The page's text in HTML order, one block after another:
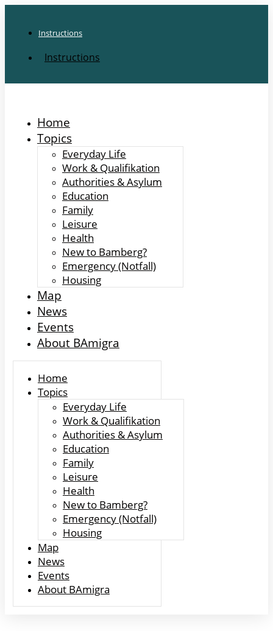
Instructions
Instructions
Home
Topics
Everyday Life
Work & Qualifikation
Authorities & Asylum
Education
Family
Leisure
Health
New to Bamberg?
Emergency (Notfall)
Housing
Map
News
Events
About BAmigra
Home
Topics
Everyday Life
Work & Qualifikation
Authorities & Asylum
Education
Family
Leisure
Health
New to Bamberg?
Emergency (Notfall)
Housing
Map
News
Events
About BAmigra